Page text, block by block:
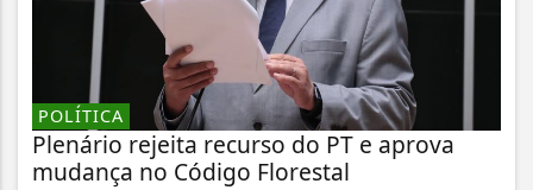
POLÍTICA
Plenário rejeita recurso do PT e aprova
mudança no Código Florestal